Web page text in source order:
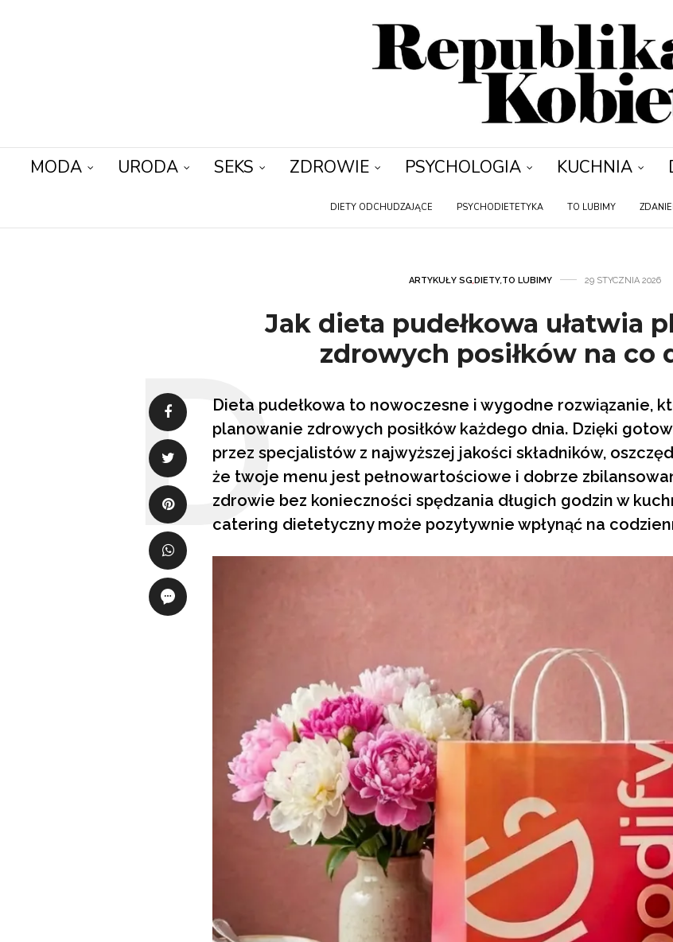
MODA URODA SEKS ZDROWIE PSYCHOLOGIA KUCHNIA
DIETY ODCHUDZAJĄCE PSYCHODIETETYKA TO LUBIMY
ARTYKUŁY SG,DIETY,TO LUBIMY 29 STYCZNIA 2026
Jak dieta pudełkowa ułatwia
zdrowych posiłków na co
Dieta pudełkowa to nowoczesne i wygodne rozwiązanie,
planowanie zdrowych posiłków każdego dnia. Dzięki
przez specjalistów z najwyższej jakości składników,
że twoje menu jest pełnowartościowe i dobrze
zdrowie bez konieczności spędzania długich godzin w
catering dietetyczny może pozytywnie wpłynąć na